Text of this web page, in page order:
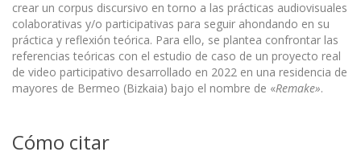
crear un corpus discursivo en torno a las prácticas audiovisuales
colaborativas y/o participativas para seguir ahondando en su
práctica y reflexión teórica. Para ello, se plantea confrontar las
referencias teóricas con el estudio de caso de un proyecto real
de video participativo desarrollado en 2022 en una residencia de
mayores de Bermeo (Bizkaia) bajo el nombre de «Remake».
Cómo citar